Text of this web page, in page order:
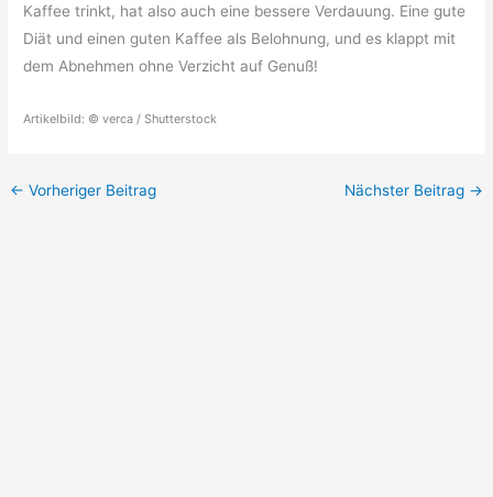
Kaffee trinkt, hat also auch eine bessere Verdauung. Eine gute
Diät und einen guten Kaffee als Belohnung, und es klappt mit
dem Abnehmen ohne Verzicht auf Genuß!
Artikelbild: © verca / Shutterstock
← Vorheriger Beitrag Nächster Beitrag →